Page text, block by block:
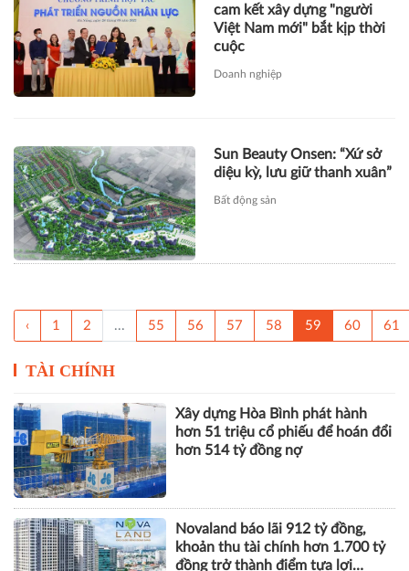
cam kết xây dựng "người
Việt Nam mới" bắt kịp thời
cuộc
Doanh nghiệp
Sun Beauty Onsen: “Xứ sở
diệu kỳ, lưu giữ thanh xuân”
Bất động sản
‹ 1 2 ... 55 56 57 58 59 60 61
TÀI CHÍNH
Xây dựng Hòa Bình phát hành
hơn 51 triệu cổ phiếu để hoán đổi
hơn 514 tỷ đồng nợ
Novaland báo lãi 912 tỷ đồng,
khoản thu tài chính hơn 1.700 tỷ
đồng trở thành điểm tựa lợi